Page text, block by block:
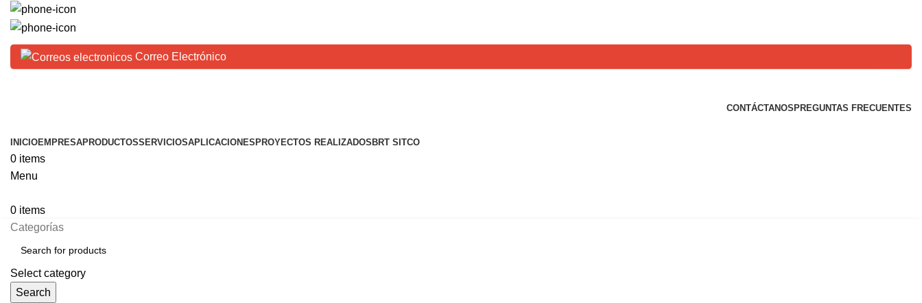
Correo Electrónico
CONTÁCTANOS PREGUNTAS FRECUENTES
INICIOEMPRESAPRODUCTOSSERVICIOSAPLICACIONES PROYECTOS REALIZADOS BRT SITCO
0 items
Menu
0 items
Categorías
Select category
Search